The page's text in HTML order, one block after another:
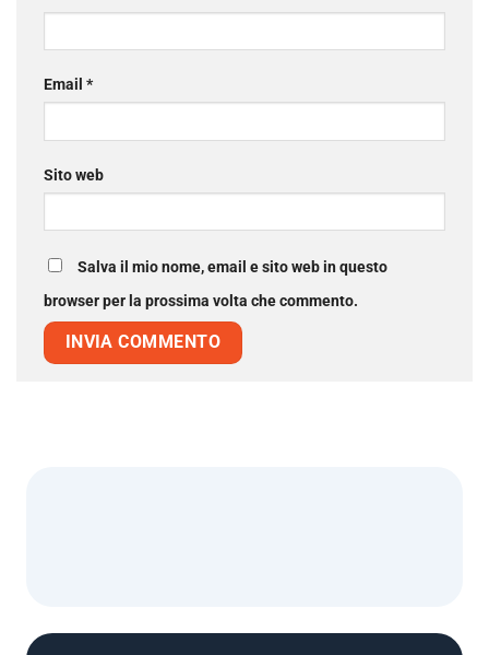
Email *
Sito web
Salva il mio nome, email e sito web in questo
browser per la prossima volta che commento.